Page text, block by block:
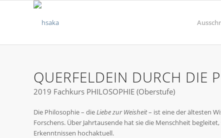
QUERFELDEIN DURCH DIE
2019 Fachkurs PHILOSOPHIE (Oberstufe)
Die Philosophie – die Liebe zur Weisheit– ist eine der ältesten
Forschens. Über Jahrtausende hat sie die Menschheit
Erkenntnissen hochaktuell.